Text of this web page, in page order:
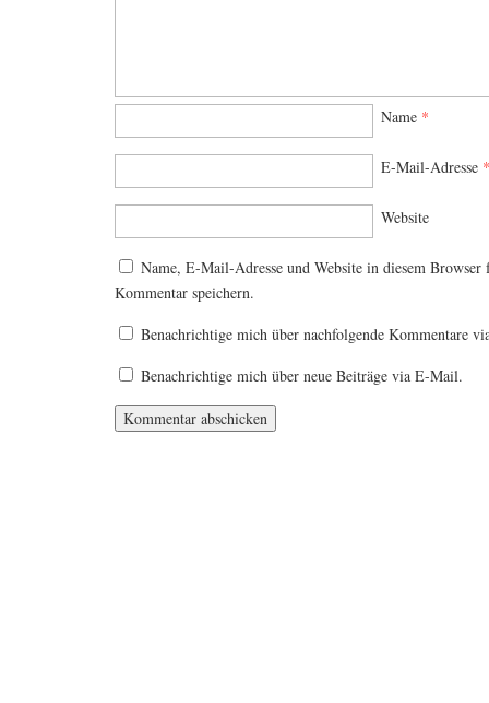
Name *
E-Mail-Adresse *
Website
Name, E-Mail-Adresse und Website in diesem Browser
Kommentar speichern.
Benachrichtige mich über nachfolgende Kommentare
Benachrichtige mich über neue Beiträge via E-Mail.